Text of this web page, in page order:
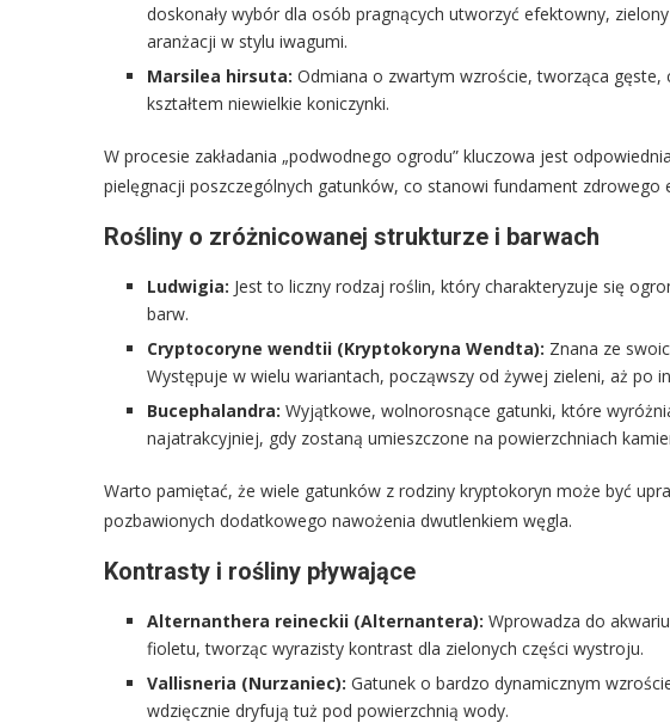
doskonały wybór dla osób pragnących utworzyć efektowny,
aranżacji w stylu iwagumi.
Marsilea hirsuta: Odmiana o zwartym wzroście, tworząca gęste,
kształtem niewielkie koniczynki.
W procesie zakładania „podwodnego ogrodu” kluczowa jest
pielęgnacji poszczególnych gatunków, co stanowi fundament zdrowego
Rośliny o zróżnicowanej strukturze i barwach
Ludwigia: Jest to liczny rodzaj roślin, który charakteryzuje się
barw.
Cryptocoryne wendtii (Kryptokoryna Wendta): Znana ze
Występuje w wielu wariantach, począwszy od żywej zieleni, aż po
Bucephalandra: Wyjątkowe, wolnorosnące gatunki, które
najatrakcyjniej, gdy zostaną umieszczone na powierzchniach
Warto pamiętać, że wiele gatunków z rodziny kryptokoryn może być
pozbawionych dodatkowego nawożenia dwutlenkiem węgla.
Kontrasty i rośliny pływające
Alternanthera reineckii (Alternantera): Wprowadza do
fioletu, tworząc wyrazisty kontrast dla zielonych części wystroju.
Vallisneria (Nurzaniec): Gatunek o bardzo dynamicznym
wdzięcznie dryfują tuż pod powierzchnią wody.